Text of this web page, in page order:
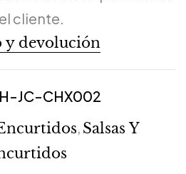
cliente.
y devolución
JC-CHX002
Salsas Y